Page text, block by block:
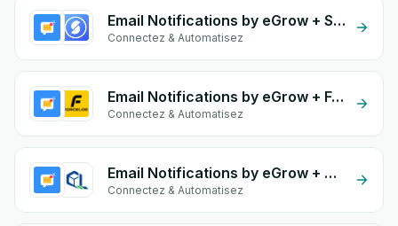
Email Notifications by eGrow + Storeino
Connectez & Automatisez
Email Notifications by eGrow + Forcelog
Connectez & Automatisez
Email Notifications by eGrow + Quick Livraison
Connectez & Automatisez